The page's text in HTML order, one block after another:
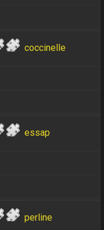
coccinelle
essap
perline